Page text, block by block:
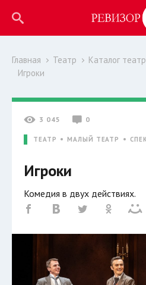
Главная Театр Каталог
Игроки
3 045 0
ТЕАТР МАЛЫЙ ТЕАТР
Игроки
Комедия в двух действиях.